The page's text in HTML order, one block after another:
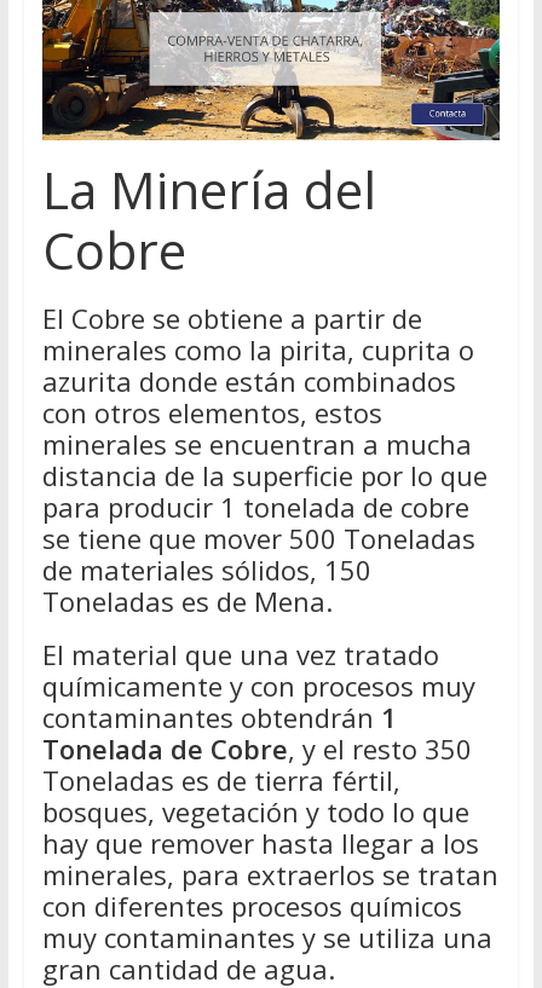
La Minería del
Cobre
El Cobre se obtiene a partir de
minerales como la pirita, cuprita o
azurita donde están combinados
con otros elementos, estos
minerales se encuentran a mucha
distancia de la superficie por lo que
para producir 1 tonelada de cobre
se tiene que mover 500 Toneladas
de materiales sólidos, 150
Toneladas es de Mena.
El material que una vez tratado
químicamente y con procesos muy
contaminantes obtendrán 1
Tonelada de Cobre, y el resto 350
Toneladas es de tierra fértil,
bosques, vegetación y todo lo que
hay que remover hasta llegar a los
minerales, para extraerlos se tratan
con diferentes procesos químicos
muy contaminantes y se utiliza una
gran cantidad de agua.